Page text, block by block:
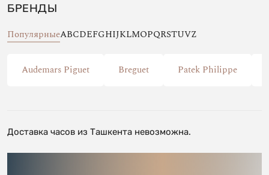
БРЕНДЫ
ПопулярныеABCDEFGHIJKLMOPQRSTUVZ
Audemars Piguet Breguet Patek Philippe
Доставка часов из Ташкента невозможна.